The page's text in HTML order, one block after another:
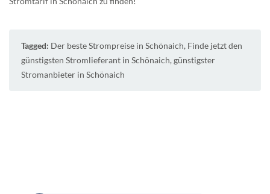
Tagged: Der beste Strompreise in Schönaich, Finde jetzt den
günstigsten Stromlieferant in Schönaich, günstigster
Stromanbieter in Schönaich